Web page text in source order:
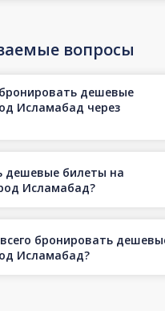
вопросы
дешевые
Исламабад через
дешевые билеты на
Исламабад?
бронировать
Исламабад?